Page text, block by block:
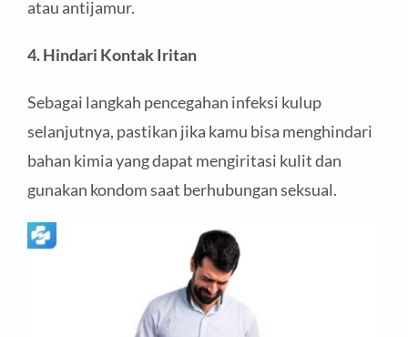
atau antijamur.
4. Hindari Kontak Iritan
Sebagai langkah pencegahan infeksi kulup
selanjutnya, pastikan jika kamu bisa menghindari
bahan kimia yang dapat mengiritasi kulit dan
gunakan kondom saat berhubungan seksual.